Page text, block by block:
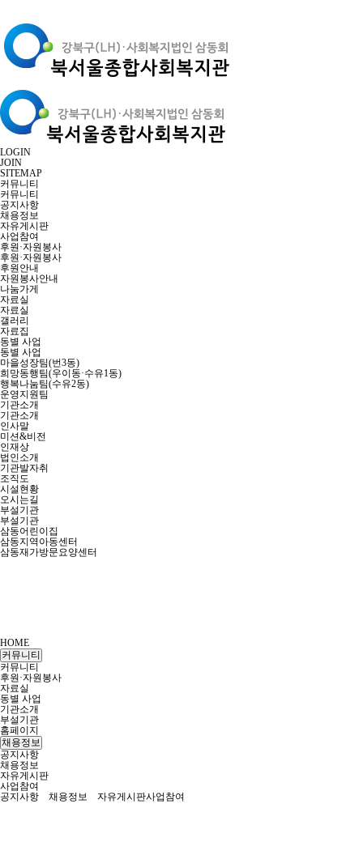
LOGIN
JOIN
SITEMAP
커뮤니티
커뮤니티
공지사항
채용정보
자유게시판
사업참여
후원·자원봉사
후원·자원봉사
후원안내
자원봉사안내
나눔가게
자료실
자료실
갤러리
자료집
동별 사업
동별 사업
마을성장팀(번3동)
희망동행팀(우이동·수유1동)
행복나눔팀(수유2동)
운영지원팀
기관소개
기관소개
인사말
미션&비전
인재상
법인소개
기관발자취
조직도
시설현황
오시는길
부설기관
부설기관
삼동어린이집
삼동지역아동센터
삼동재가방문요양센터
HOME
커뮤니티
커뮤니티
후원·자원봉사
자료실
동별 사업
기관소개
부설기관
홈페이지
채용정보
공지사항
채용정보
자유게시판
사업참여
공지사항
채용정보 자유게시판사업참여